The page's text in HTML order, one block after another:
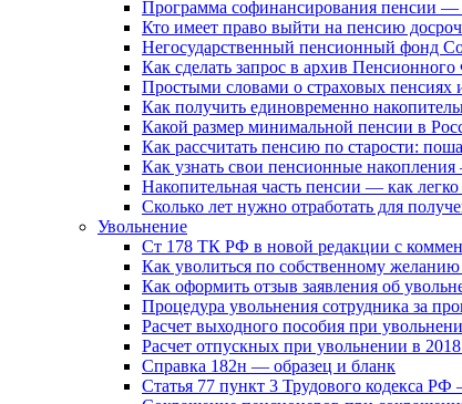
Программа софинансирования пенсии —
Кто имеет право выйти на пенсию
Негосударственный пенсионный фонд
Как сделать запрос в архив
Простыми словами о страховых пенсиях
Как получить единовременно
Какой размер минимальной пенсии в
Как рассчитать пенсию по старости:
Как узнать свои пенсионные
Накопительная часть пенсии — как
Сколько лет нужно отработать для
Увольнение
Ст 178 ТК РФ в новой редакции с
Как уволиться по собственному
Как оформить отзыв заявления об
Процедура увольнения сотрудника за
Расчет выходного пособия при
Расчет отпускных при увольнении в
Справка 182н — образец и бланк
Статья 77 пункт 3 Трудового кодекса